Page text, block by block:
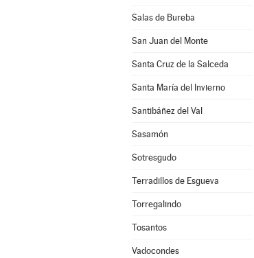
Salas de Bureba
San Juan del Monte
Santa Cruz de la Salceda
Santa María del Invierno
Santibáñez del Val
Sasamón
Sotresgudo
Terradillos de Esgueva
Torregalindo
Tosantos
Vadocondes